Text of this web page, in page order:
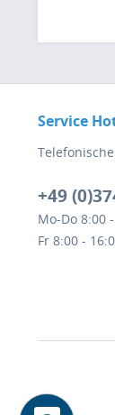
Service
+49
Mo-Do 8:00
Fr 8:00 -